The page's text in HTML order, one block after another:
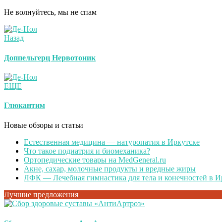
Не волнуйтесь, мы не спам
Назад
Доппельгерц Нервотоник
ЕЩЕ
Глюкантим
Новые обзоры и статьи
Естественная медицина — натуропатия в Иркутске
Что такое подиатрия и биомеханика?
Ортопедические товары на MedGeneral.ru
Акне, сахар, молочные продукты и вредные жиры
ЛФК — Лечебная гимнастика для тела и конечностей в
Лучшие предложения